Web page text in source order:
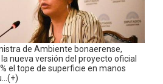
de Ambiente bonaerense,
nueva versión del proyecto oficial
el tope de superficie en manos